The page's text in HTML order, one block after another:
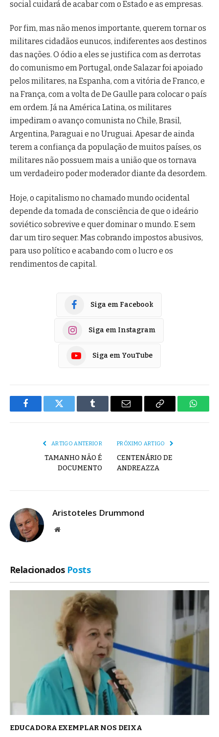
social cuidará de acabar com o Estado e as empresas.
Por fim, mas não menos importante, querem tornar os
militares cidadãos eunucos, indiferentes aos destinos
das nações. O ódio a eles se justifica com as derrotas
do comunismo em Portugal, onde Salazar foi apoiado
pelos militares, na Espanha, com a vitória de Franco, e
na França, com a volta de De Gaulle para colocar o país
em ordem. Já na América Latina, os militares
impediram o avanço comunista no Chile, Brasil,
Argentina, Paraguai e no Uruguai. Apesar de ainda
terem a confiança da população de muitos países, os
militares não possuem mais a união que os tornava
um verdadeiro poder moderador diante da desordem.
Hoje, o capitalismo no chamado mundo ocidental
depende da tomada de consciência de que o ideário
soviético sobrevive e quer dominar o mundo. E sem
dar um tiro sequer. Mas cobrando impostos abusivos,
para uso político e acabando com o lucro e os
rendimentos de capital.
Siga em Facebook
Siga em Instagram
Siga em YouTube
FacebookTwitter Tumblr
E-
Copiar
ARTIGO ANTERIOR
TAMANHO NÃO É
DOCUMENTO
PRÓXIMO ARTIGO
CENTENÁRIO DE
ANDREAZZA
Aristoteles Drummond
Site
Relacionados Posts
EDUCADORA EXEMPLAR NOS DEIXA